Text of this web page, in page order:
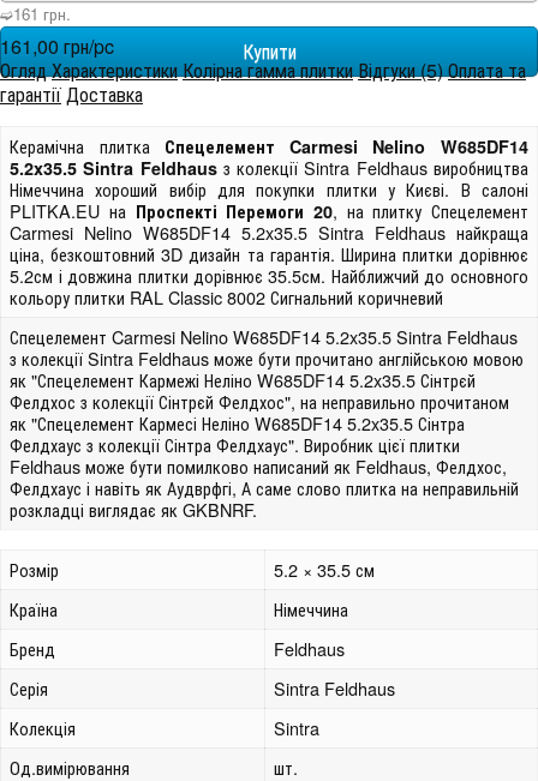
➫161 грн.
161,00 грн/pc
ОглядХарактеристикиКолірна гамма плиткиВідгуки (5)Оплата та
гарантії Доставка
Керамічна плитка Спецелемент Carmesi Nelino W685DF14
5.2x35.5 Sintra Feldhausз колекції Sintra Feldhaus виробництва
Німеччина хороший вибір для покупки плитки у Києві. В салоні
PLITKA.EU на Проспекті Перемоги 20, на плитку Спецелемент
Carmesi Nelino W685DF14 5.2x35.5 Sintra Feldhaus найкраща
ціна, безкоштовний 3D дизайн та гарантія. Ширина плитки дорівнює
5.2см і довжина плитки дорівнює 35.5см. Найближчий до основного
кольору плитки RAL Classic 8002 Сигнальний коричневий
Спецелемент Carmesi Nelino W685DF14 5.2x35.5 Sintra Feldhaus
з колекції Sintra Feldhaus може бути прочитано англійською мовою
як "Спецелемент Кармежі Неліно W685DF14 5.2x35.5 Сінтрєй
Фелдхос з колекції Сінтрєй Фелдхос", на неправильно прочитаном
як "Спецелемент Кармесі Неліно W685DF14 5.2x35.5 Сінтра
Фелдхаус з колекції Сінтра Фелдхаус". Виробник цієї плитки
Feldhaus може бути помилково написаний як Feldhaus, Фелдхос,
Фелдхаус і навіть як Аудврфгі, А саме слово плитка на неправильній
розкладці виглядає як GKBNRF.
Розмір
5.2 × 35.5 см
Країна
Німеччина
Бренд
Feldhaus
Серія
Sintra Feldhaus
Колекція
Sintra
Од.вимірювання
шт.